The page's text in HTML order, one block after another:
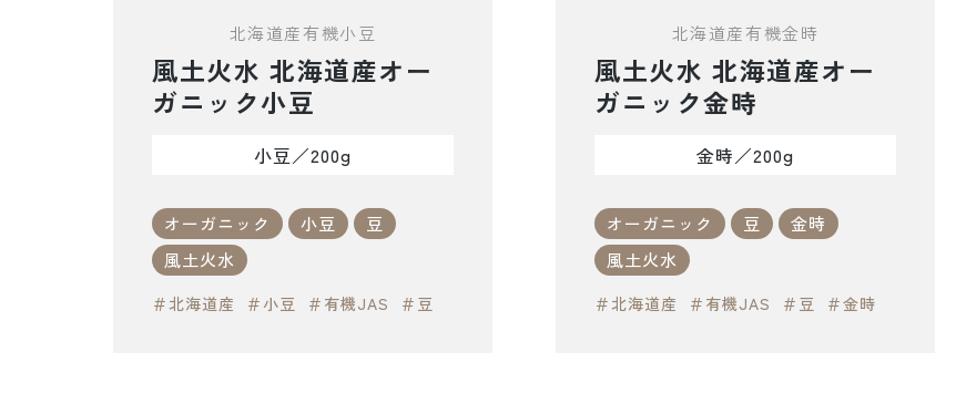
北海道産有機小豆
風土火水 北海道産オー
ガニック小豆
小豆／200g
オーガニック 小豆
豆
風土火水
＃北海道産 ＃小豆 ＃有機JAS ＃豆
北海道産有機金時
風土火水 北海道産オー
ガニック金時
金時／200g
オーガニック 豆
金時
風土火水
＃北海道産 ＃有機JAS ＃豆 ＃金時